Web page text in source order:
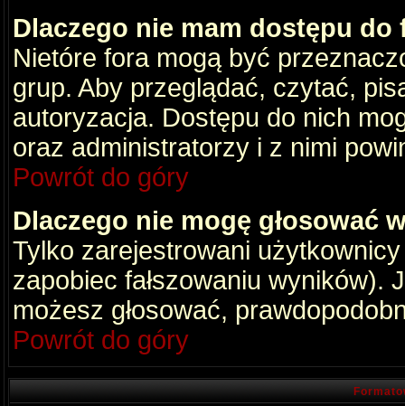
Dlaczego nie mam dostępu do
Nietóre fora mogą być
grup. Aby przeglądać, czytać,
autoryzacja. Dostępu do nich
oraz administratorzy i z nimi
Powrót do góry
Dlaczego nie mogę głosować
Tylko zarejestrowani
zapobiec fałszowaniu wyników).
możesz głosować,
Powrót do góry